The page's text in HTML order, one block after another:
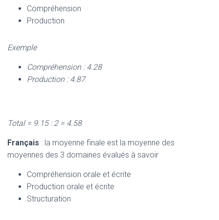
Compréhension
Production
Exemple
Compréhension : 4.28
Production : 4.87
Total = 9.15 : 2 = 4.58
Français : la moyenne finale est la moyenne des
moyennes des 3 domaines évalués à savoir
Compréhension orale et écrite
Production orale et écrite
Structuration